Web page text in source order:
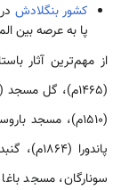
کشور بنگلادش
پا به عرصه بین
از مهم‌ترین آثار
سونارگان، مسجد